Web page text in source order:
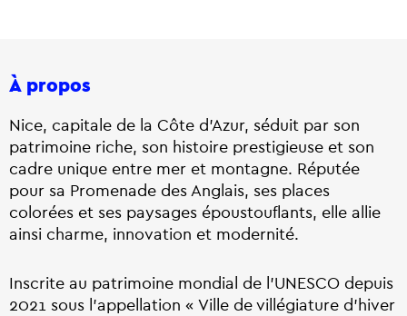
À propos
Nice, capitale de la Côte d’Azur, séduit par son
patrimoine riche, son histoire prestigieuse et son
cadre unique entre mer et montagne. Réputée
pour sa Promenade des Anglais, ses places
colorées et ses paysages époustouflants, elle allie
ainsi charme, innovation et modernité.
Inscrite au patrimoine mondial de l’UNESCO depuis
2021 sous l’appellation « Ville de villégiature d’hiver